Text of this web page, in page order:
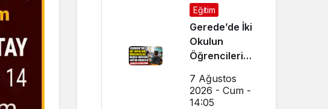
Eğitim
Gerede’de İki
Okulun
Öğrencileri
Eğitim
Görecek
7 Ağustos
2026 - Cum -
14:05